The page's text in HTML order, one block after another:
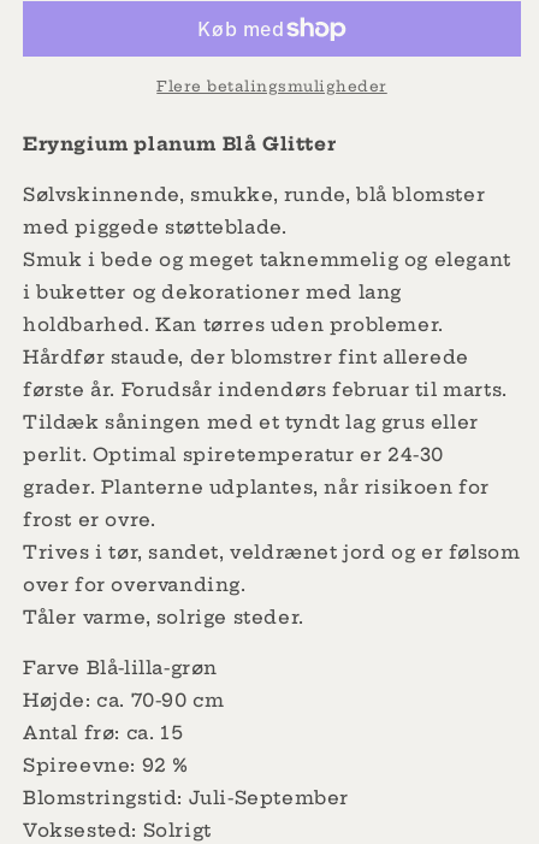
Flere betalingsmuligheder
Eryngium planum Blå Glitter
Sølvskinnende, smukke, runde, blå blomster
med piggede støtteblade.
Smuk i bede og meget taknemmelig og elegant
i buketter og dekorationer med lang
holdbarhed. Kan tørres uden problemer.
Hårdfør staude, der blomstrer fint allerede
første år. Forudsår indendørs februar til marts.
Tildæk såningen med et tyndt lag grus eller
perlit. Optimal spiretemperatur er 24-30
grader. Planterne udplantes, når risikoen for
frost er ovre.
Trives i tør, sandet, veldrænet jord og er følsom
over for overvanding.
Tåler varme, solrige steder.
Farve Blå-lilla-grøn
Højde: ca. 70-90 cm
Antal frø: ca. 15
Spireevne: 92 %
Blomstringstid: Juli-September
Voksested: Solrigt